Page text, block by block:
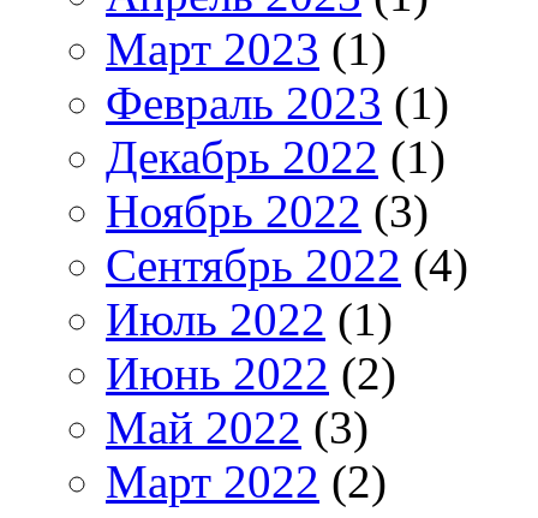
Март 2023 (1)
Февраль 2023 (1)
Декабрь 2022 (1)
Ноябрь 2022 (3)
Сентябрь 2022 (4)
Июль 2022 (1)
Июнь 2022 (2)
Май 2022 (3)
Март 2022 (2)